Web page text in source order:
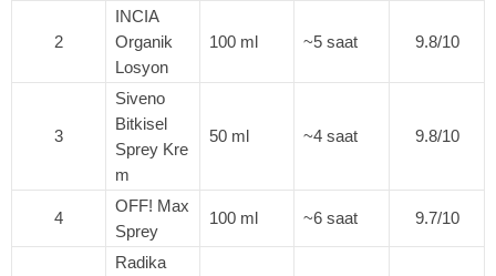
2
INCIA
Organik
Losyon
100 ml ~5 saat 9.8/10
3
Siveno
Bitkisel
Sprey Kre
m
50 ml ~4 saat 9.8/10
4
OFF! Max
Sprey
100 ml ~6 saat 9.7/10
Radika